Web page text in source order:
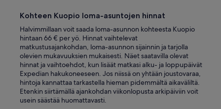
Kohteen Kuopio loma-asuntojen hinnat
Halvimmillaan voit saada loma-asunnon kohteesta Kuopio
hintaan 66 € per yö. Hinnat vaihtelevat
matkustusajankohdan, loma-asunnon sijainnin ja tarjolla
olevien mukavuuksien mukaisesti. Näet saatavilla olevat
hinnat ja vaihtoehdot, kun lisäät matkasi alku- ja loppupäivät
Expedian hakukoneeseen. Jos niissä on yhtään joustovaraa,
hintoja kannattaa tarkastella hieman pidemmältä aikaväliltä.
Etenkin siirtämällä ajankohdan viikonlopusta arkipäiviin voit
usein säästää huomattavasti.